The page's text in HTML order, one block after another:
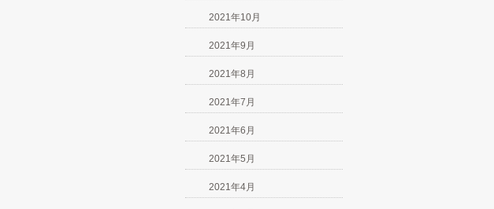
2021年10月
2021年9月
2021年8月
2021年7月
2021年6月
2021年5月
2021年4月